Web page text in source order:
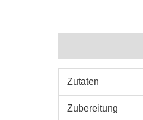
Zutaten
Zubereitung